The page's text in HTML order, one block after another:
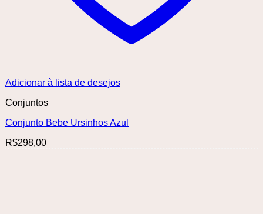
Adicionar à lista de desejos
Conjuntos
Conjunto Bebe Ursinhos Azul
R$298,00